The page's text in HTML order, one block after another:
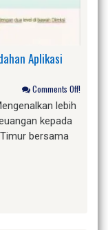
Aplikasi
Comments Off!
lebih
kepada
bersama